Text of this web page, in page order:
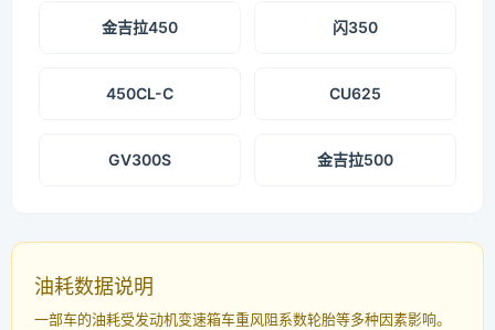
金吉拉450 闪350
450CL-C CU625
GV300S 金吉拉500
油耗数据说明
一部车的油耗受发动机变速箱车重风阻系数轮胎等多种因素影响。